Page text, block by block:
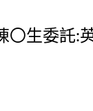
〇生委託: